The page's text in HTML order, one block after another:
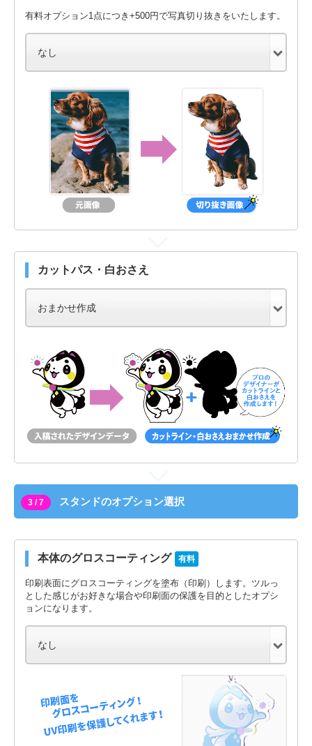
有料オプション1点につき+500円で写真切り抜きをいたします。
カットパス・白おさえ
3 / 7 スタンドのオプション選択
本体のグロスコーティング 有料
印刷表面にグロスコーティングを塗布（印刷）します。ツルっ
とした感じがお好きな場合や印刷面の保護を目的としたオプシ
ョンになります。